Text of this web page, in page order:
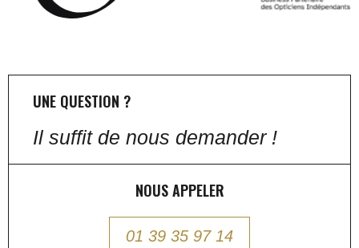
UNE QUESTION ?
Il suffit de nous demander !
NOUS APPELER
01 39 35 97 14